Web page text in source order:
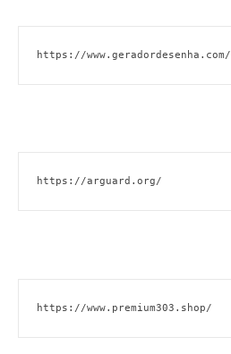
https://www.geradordesenha.com/
https://arguard.org/
https://www.premium303.shop/